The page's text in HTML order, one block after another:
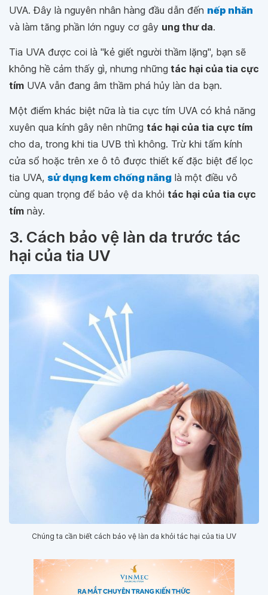
UVA. Đây là nguyên nhân hàng đầu dẫn đến nếp nhăn
và làm tăng phần lớn nguy cơ gây ung thư da.
Tia UVA được coi là "kẻ giết người thầm lặng", bạn sẽ
không hề cảm thấy gì, nhưng những tác hại của tia cực
tím UVA vẫn đang âm thầm phá hủy làn da bạn.
Một điểm khác biệt nữa là tia cực tím UVA có khả năng
xuyên qua kính gây nên những tác hại của tia cực tím
cho da, trong khi tia UVB thì không. Trừ khi tấm kính
cửa sổ hoặc trên xe ô tô được thiết kế đặc biệt để lọc
tia UVA, sử dụng kem chống nắng là một điều vô
cùng quan trọng để bảo vệ da khỏi tác hại của tia cực
tím này.
3. Cách bảo vệ làn da trước tác
hại của tia UV
Chúng ta cần biết cách bảo vệ làn da khỏi tác hại của tia UV